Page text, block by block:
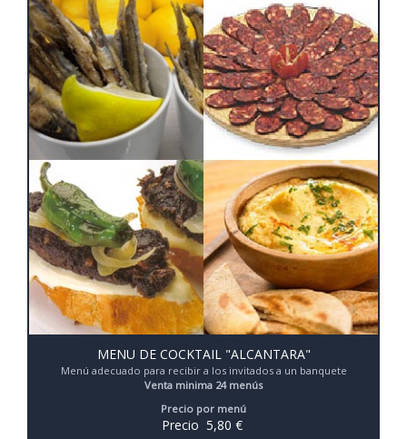
MENU DE COCKTAIL "ALCANTARA"
Menú adecuado para recibir a los invitados a un banquete
Venta minima 24 menús
Precio por menú
Precio 5,80 €